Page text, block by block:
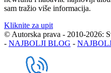
sam tražio više informacija.
Kliknite za upit
© Autorska prava - 2010-2026:
- NAJBOLJI BLOG -